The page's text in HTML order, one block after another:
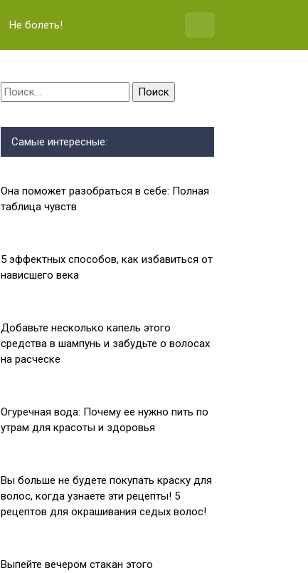
Не болеть!
Найти:
Самые интересные:
Она поможет разобраться в себе: Полная
таблица чувств
5 эффектных способов, как избавиться от
нависшего века
Добавьте несколько капель этого
средства в шампунь и забудьте о волосах
на расческе
Огуречная вода: Почему ее нужно пить по
утрам для красоты и здоровья
Вы больше не будете покупать краску для
волос, когда узнаете эти рецепты! 5
рецептов для окрашивания седых волос!
Выпейте вечером стакан этого